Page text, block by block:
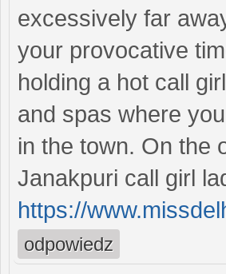
excessively far
your provocative
holding a hot call
and spas where
in the town. On the
Janakpuri call girl
https://
odpowiedz